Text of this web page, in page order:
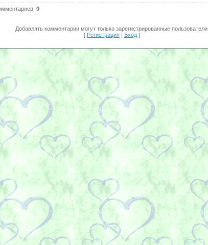
: 0
Добавлять комментарии могут только зарегистрированные пользователи.
[ Регистрация | Вход ]